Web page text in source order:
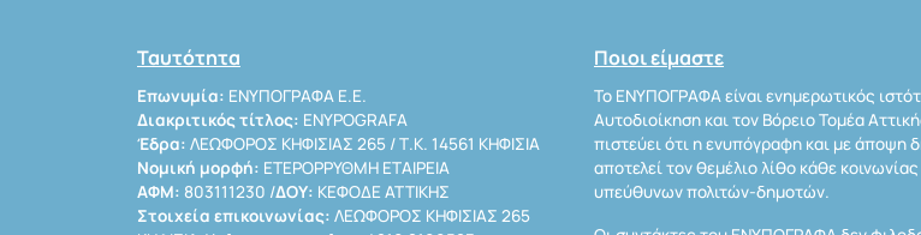
Ταυτότητα
Επωνυμία: ΕΝΥΠΟΓΡΑΦΑ Ε.Ε.
Διακριτικός τίτλος: ENYPOGRAFA
Έδρα: ΛΕΩΦΟΡΟΣ ΚΗΦΙΣΙΑΣ 265 / Τ.Κ. 14561 ΚΗΦΙΣΙΑ
Νομική μορφή: ΕΤΕΡΟΡΡΥΘΜΗ ΕΤΑΙΡΕΙΑ
ΑΦΜ: 803111230 /ΔΟΥ: ΚΕΦΟΔΕ ΑΤΤΙΚΗΣ
Στοιχεία επικοινωνίας: ΛΕΩΦΟΡΟΣ ΚΗΦΙΣΙΑΣ 265
Ποιοι είμαστε
Το ΕΝΥΠΟΓΡΑΦΑ είναι ενημερωτικός
Αυτοδιοίκηση και τον Βόρειο Τομέα
πιστεύει ότι η ενυπόγραφη και με άποψη
αποτελεί τον θεμέλιο λίθο κάθε
υπεύθυνων πολιτών-δημοτών.